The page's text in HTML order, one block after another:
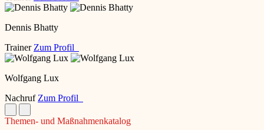
Dennis Bhatty
Trainer Zum Profil
Wolfgang Lux
Nachruf Zum Profil
Themen- und Maßnahmenkatalog